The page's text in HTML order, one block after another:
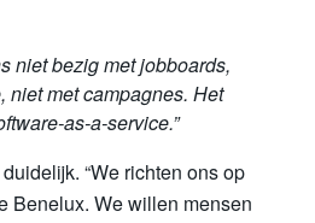
niet bezig met jobboards,
niet met campagnes. Het
as-a-service.”
“We richten ons op
Benelux. We willen mensen